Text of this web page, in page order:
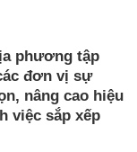
phương tập
đơn vị sự
nâng cao hiệu
việc sắp xếp